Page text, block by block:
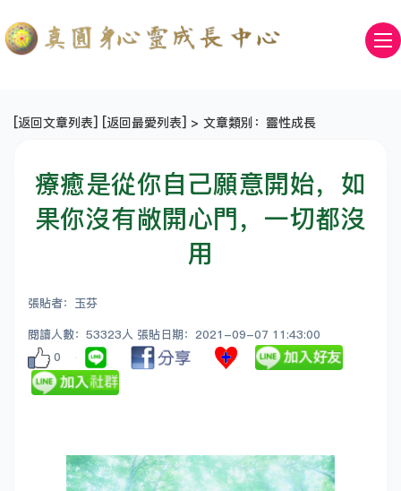
[返回文章列表] [返回最愛列表] > 文章類別：靈性成長
療癒是從你自己願意開始，如
果你沒有敞開心門，一切都沒
用
張貼者：玉芬
閱讀人數：53323人 張貼日期：2021-09-07 11:43:00
0